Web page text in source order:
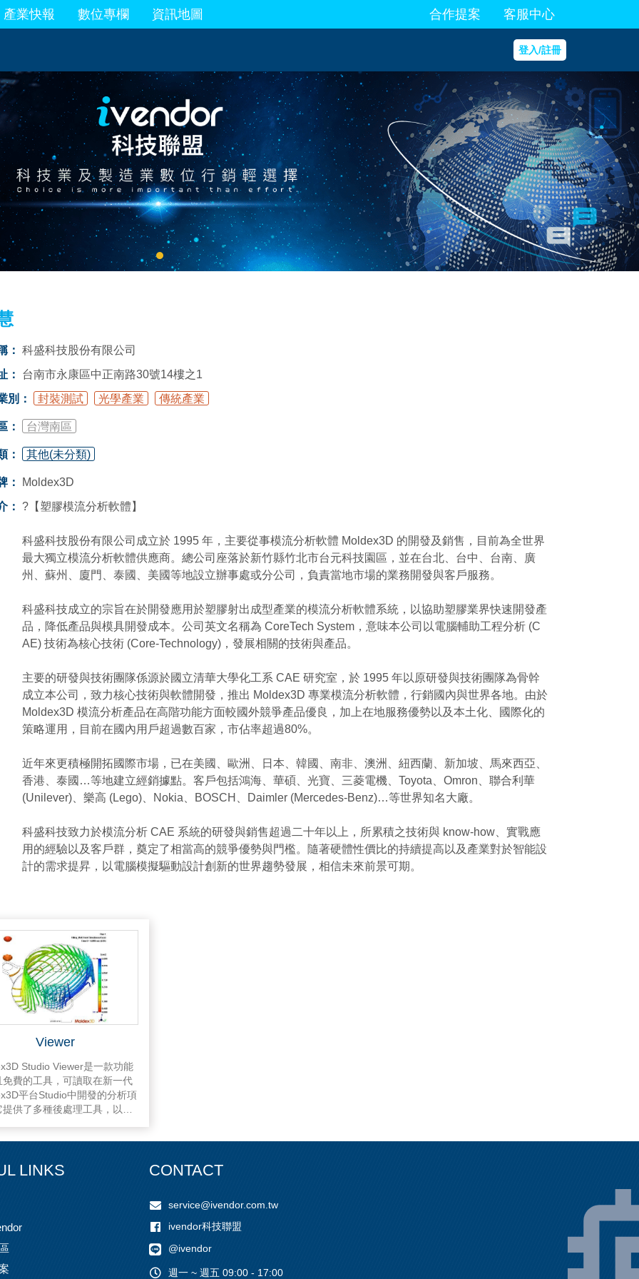
產業快報 數位專欄 資訊地圖 合作提案 客服中心
登入/註冊
： 科盛科技股份有限公司
：
台南市永康區中正南路30號14樓之1
別：
封裝測試 光學產業 傳統產業
： 台灣南區
： 其他(未分類)
：
Moldex3D
：
?【塑膠模流分析軟體】
科盛科技股份有限公司成立於 1995 年，主要從事模流分析軟體 Moldex3D 的開發及銷售，目前為全世界
最大獨立模流分析軟體供應商。總公司座落於新竹縣竹北市台元科技園區，並在台北、台中、台南、廣
州、蘇州、廈門、泰國、美國等地設立辦事處或分公司，負責當地市場的業務開發與客戶服務。
科盛科技成立的宗旨在於開發應用於塑膠射出成型產業的模流分析軟體系統，以協助塑膠業界快速開發產
品，降低產品與模具開發成本。公司英文名稱為 CoreTech System，意味本公司以電腦輔助工程分析 (C
AE) 技術為核心技術 (Core-Technology)，發展相關的技術與產品。
主要的研發與技術團隊係源於國立清華大學化工系 CAE 研究室，於 1995 年以原研發與技術團隊為骨幹
成立本公司，致力核心技術與軟體開發，推出 Moldex3D 專業模流分析軟體，行銷國內與世界各地。由於
Moldex3D 模流分析產品在高階功能方面較國外競爭產品優良，加上在地服務優勢以及本土化、國際化的
策略運用，目前在國內用戶超過數百家，市佔率超過80%。
近年來更積極開拓國際市場，已在美國、歐洲、日本、韓國、南非、澳洲、紐西蘭、新加坡、馬來西亞、
香港、泰國…等地建立經銷據點。客戶包括鴻海、華碩、光寶、三菱電機、Toyota、Omron、聯合利華
(Unilever)、樂高 (Lego)、Nokia、BOSCH、Daimler (Mercedes-Benz)…等世界知名大廠。
科盛科技致力於模流分析 CAE 系統的研發與銷售超過二十年以上，所累積之技術與 know-how、實戰應
用的經驗以及客戶群，奠定了相當高的競爭優勢與門檻。隨著硬體性價比的持續提高以及產業對於智能設
計的需求提昇，以電腦模擬驅動設計創新的世界趨勢發展，相信未來前景可期。
Viewer
Studio Viewer是一款功能
免費的工具，可讀取在新一代
平台Studio中開發的分析項
供了多種後處理工具，以可
和優化的效率。跨部門的討
客戶。
LINKS CONTACT
service@ivendor.com.tw
ivendor科技聯盟
@ivendor
週一 ~ 週五 09:00 - 17:00